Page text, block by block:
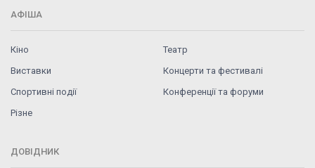
АФІША
Кіно
Театр
Виставки
Концерти та фестивалі
Спортивні події
Конференції та форуми
Різне
ДОВІДНИК